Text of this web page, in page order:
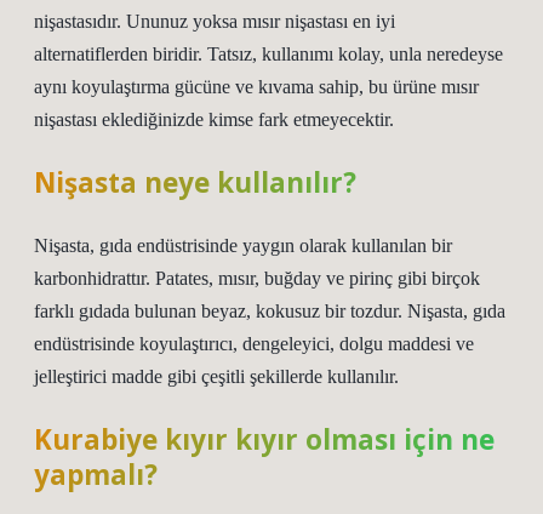
nişastasıdır. Ununuz yoksa mısır nişastası en iyi
alternatiflerden biridir. Tatsız, kullanımı kolay, unla neredeyse
aynı koyulaştırma gücüne ve kıvama sahip, bu ürüne mısır
nişastası eklediğinizde kimse fark etmeyecektir.
Nişasta neye kullanılır?
Nişasta, gıda endüstrisinde yaygın olarak kullanılan bir
karbonhidrattır. Patates, mısır, buğday ve pirinç gibi birçok
farklı gıdada bulunan beyaz, kokusuz bir tozdur. Nişasta, gıda
endüstrisinde koyulaştırıcı, dengeleyici, dolgu maddesi ve
jelleştirici madde gibi çeşitli şekillerde kullanılır.
Kurabiye kıyır kıyır olması için ne
yapmalı?